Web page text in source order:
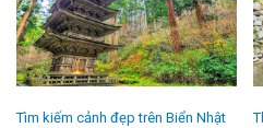
Tìm kiếm cảnh đẹp trên Biển Nhật